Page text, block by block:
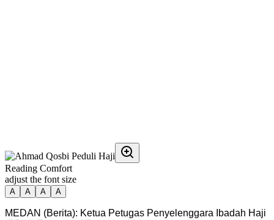
Reading Comfort
adjust the font size
A A A A
MEDAN (Berita): Ketua Petugas Penyelenggara Ibadah Haji